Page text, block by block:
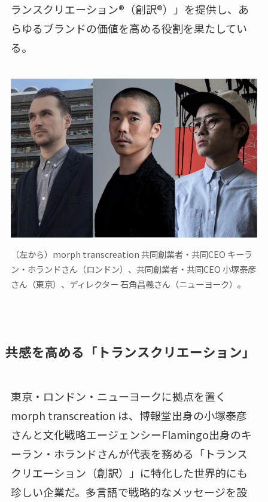
ランスクリエーション®（創訳®）」を提供し、あ
らゆるブランドの価値を高める役割を果たしてい
る。
（左から）morph transcreation 共同創業者・共同CEO キーラ
ン・ホランドさん（ロンドン）、共同創業者・共同CEO 小塚泰彦
さん（東京）、ディレクター 石角昌義さん（ニューヨーク）。
共感を高める「トランスクリエーション」
東京・ロンドン・ニューヨークに拠点を置く
morph transcreation は、博報堂出身の小塚泰彦
さんと文化戦略エージェンシーFlamingo出身のキ
ーラン・ホランドさんが代表を務める「トランス
クリエーション（創訳）」に特化した世界的にも
珍しい企業だ。多言語で戦略的なメッセージを設